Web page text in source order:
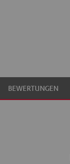
BEWERTUNGEN